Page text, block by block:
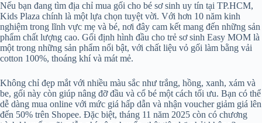
Nếu bạn đang tìm địa chỉ mua gối cho bé sơ sinh uy tín tại TP.HCM,
Kids Plaza chính là một lựa chọn tuyệt vời. Với hơn 10 năm kinh
nghiệm trong lĩnh vực mẹ và bé, nơi đây cam kết mang đến những sản
phẩm chất lượng cao. Gối định hình đầu cho trẻ sơ sinh Easy MOM là
một trong những sản phẩm nổi bật, với chất liệu vỏ gối làm bằng vải
cotton 100%, thoáng khí và mát mẻ.
Không chỉ đẹp mắt với nhiều màu sắc như trắng, hồng, xanh, xám và
be, gối này còn giúp nâng đỡ đầu và cổ bé một cách tối ưu. Bạn có thể
dễ dàng mua online với mức giá hấp dẫn và nhận voucher giảm giá lên
đến 50% trên Shopee. Đặc biệt, tháng 11 năm 2025 còn có chương